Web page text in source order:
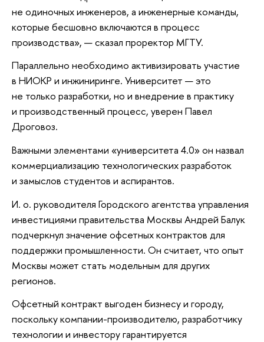
не одиночных инженеров, а инженерные команды,
которые бесшовно включаются в процесс
производства», — сказал проректор МГТУ.
Параллельно необходимо активизировать участие
в НИОКР и инжиниринге. Университет — это
не только разработки, но и внедрение в практику
и производственный процесс, уверен Павел
Дроговоз.
Важными элементами «университета 4.0» он назвал
коммерциализацию технологических разработок
и замыслов студентов и аспирантов.
И. о. руководителя Городского агентства управления
инвестициями правительства Москвы Андрей Балук
подчеркнул значение офсетных контрактов для
поддержки промышленности. Он считает, что опыт
Москвы может стать модельным для других
регионов.
Офсетный контракт выгоден бизнесу и городу,
поскольку компании-производителю, разработчику
технологии и инвестору гарантируется